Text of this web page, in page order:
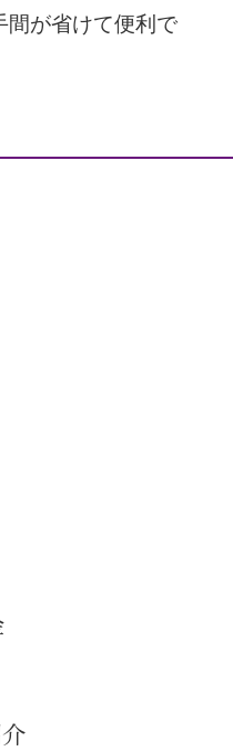
間が省けて便利で